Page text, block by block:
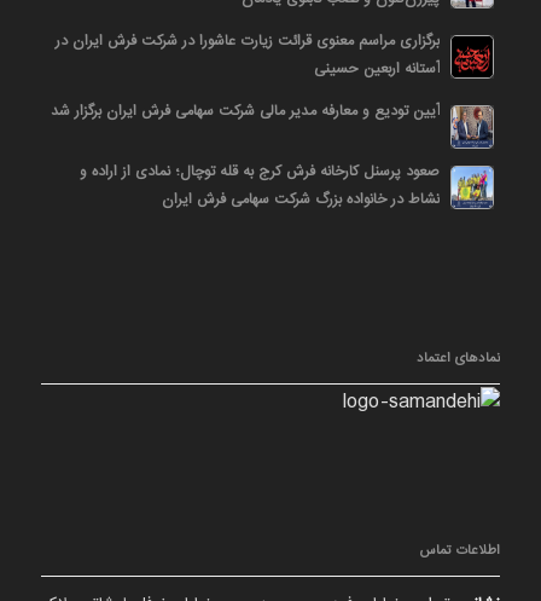
برگزاری مراسم معنوی قرائت زیارت عاشورا در شرکت فرش ایران در
آستانه اربعین حسینی
آیین تودیع و معارفه مدیر مالی شرکت سهامی فرش ایران برگزار شد
صعود پرسنل کارخانه فرش کرج به قله توچال؛ نمادی از اراده و
نشاط در خانواده بزرگ شرکت سهامی فرش ایران
نمادهای اعتماد
اطلاعات تماس